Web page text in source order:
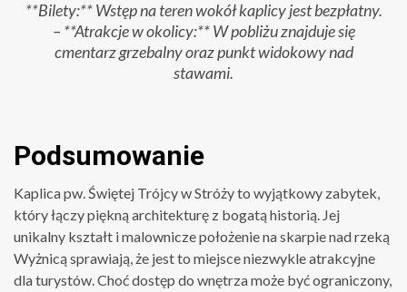
**Bilety:** Wstęp na teren wokół kaplicy jest bezpłatny.
– **Atrakcje w okolicy:** W pobliżu znajduje się
cmentarz grzebalny oraz punkt widokowy nad
stawami.
Podsumowanie
Kaplica pw. Świętej Trójcy w Stróży to wyjątkowy zabytek,
który łączy piękną architekturę z bogatą historią. Jej
unikalny kształt i malownicze położenie na skarpie nad rzeką
Wyżnicą sprawiają, że jest to miejsce niezwykle atrakcyjne
dla turystów. Choć dostęp do wnętrza może być ograniczony,